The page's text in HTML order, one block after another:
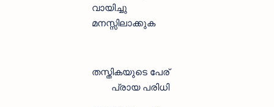
വായിച്ചു
മനസ്സിലാക്കുക
തസ്തികയുടെ പേര്
പ്രായ പരിധി